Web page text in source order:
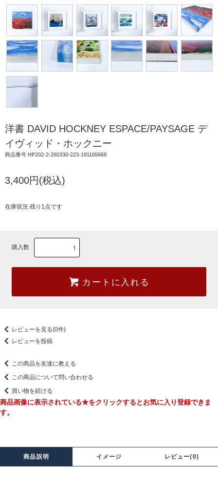
洋書 DAVID HOCKNEY ESPACE/PAYSAGE デ
イヴィッド・ホックニー
商品番号 HP202-2-260330-223-191165668
3,400円(税込)
在庫状況 残り1点です
購入数
カートに入れる
レビューを見る(0件)
レビューを投稿
この商品を友達に教える
この商品について問い合わせる
買い物を続ける
商品画像に表示されている★をクリックするとお気に入り登録できま
す。
商品説明 イメージ レビュー(0)